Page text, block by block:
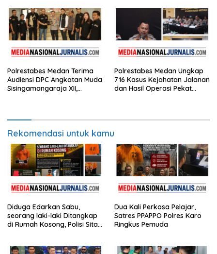
Polrestabes Medan Terima
Audiensi DPC Angkatan Muda
Sisingamangaraja XII,
Polrestabes Medan Ungkap
716 Kasus Kejahatan Jalanan
dan Hasil Operasi Pekat
Rekomendasi untuk kamu
Diduga Edarkan Sabu,
seorang laki-laki Ditangkap
di Rumah Kosong, Polisi Sita
Dua Kali Perkosa Pelajar,
Satres PPAPPO Polres Karo
Ringkus Pemuda